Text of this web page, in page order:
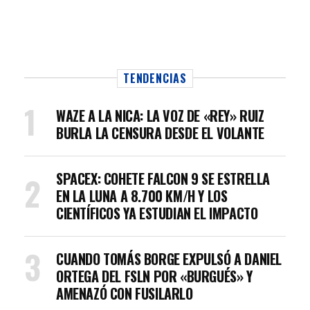
TENDENCIAS
WAZE A LA NICA: LA VOZ DE «REY» RUIZ
BURLA LA CENSURA DESDE EL VOLANTE
SPACEX: COHETE FALCON 9 SE ESTRELLA
EN LA LUNA A 8.700 KM/H Y LOS
CIENTÍFICOS YA ESTUDIAN EL IMPACTO
CUANDO TOMÁS BORGE EXPULSÓ A DANIEL
ORTEGA DEL FSLN POR «BURGUÉS» Y
AMENAZÓ CON FUSILARLO